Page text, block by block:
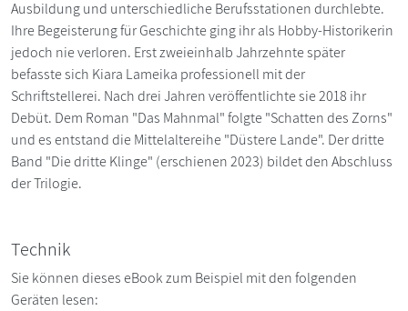
Ausbildung und unterschiedliche Berufsstationen durchlebte.
Ihre Begeisterung für Geschichte ging ihr als Hobby-Historikerin
jedoch nie verloren. Erst zweieinhalb Jahrzehnte später
befasste sich Kiara Lameika professionell mit der
Schriftstellerei. Nach drei Jahren veröffentlichte sie 2018 ihr
Debüt. Dem Roman "Das Mahnmal" folgte "Schatten des Zorns"
und es entstand die Mittelaltereihe "Düstere Lande". Der dritte
Band "Die dritte Klinge" (erschienen 2023) bildet den Abschluss
der Trilogie.
Technik
Sie können dieses eBook zum Beispiel mit den folgenden
Geräten lesen: